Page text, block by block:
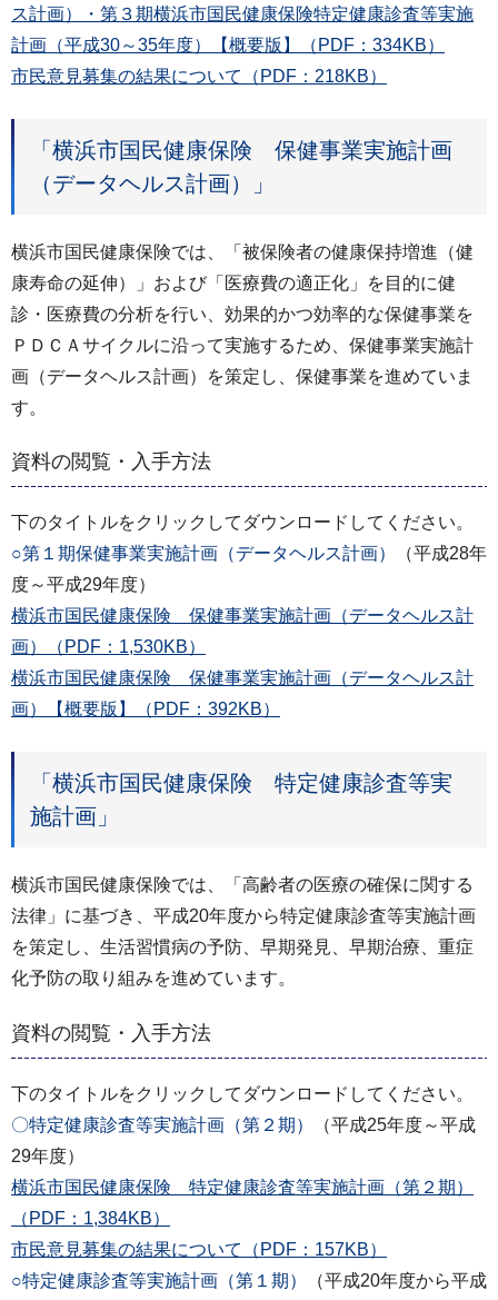
ス計画）・第３期横浜市国民健康保険特定健康診査等実施
計画（平成30～35年度）【概要版】（PDF：334KB）
市民意見募集の結果について（PDF：218KB）
「横浜市国民健康保険 保健事業実施計画
（データヘルス計画）」
横浜市国民健康保険では、「被保険者の健康保持増進（健
康寿命の延伸）」および「医療費の適正化」を目的に健
診・医療費の分析を行い、効果的かつ効率的な保健事業を
ＰＤＣＡサイクルに沿って実施するため、保健事業実施計
画（データヘルス計画）を策定し、保健事業を進めていま
す。
資料の閲覧・入手方法
下のタイトルをクリックしてダウンロードしてください。
○第１期保健事業実施計画（データヘルス計画）
（平成28年
度～平成29年度）
横浜市国民健康保険 保健事業実施計画（データヘルス計
画）（PDF：1,530KB）
横浜市国民健康保険 保健事業実施計画（データヘルス計
画）【概要版】（PDF：392KB）
「横浜市国民健康保険 特定健康診査等実
施計画」
横浜市国民健康保険では、「高齢者の医療の確保に関する
法律」に基づき、平成20年度から特定健康診査等実施計画
を策定し、生活習慣病の予防、早期発見、早期治療、重症
化予防の取り組みを進めています。
資料の閲覧・入手方法
下のタイトルをクリックしてダウンロードしてください。
〇特定健康診査等実施計画（第２期）
（平成25年度～平成
29年度）
横浜市国民健康保険 特定健康診査等実施計画（第２期）
（PDF：1,384KB）
市民意見募集の結果について（PDF：157KB）
○特定健康診査等実施計画（第１期）
（平成20年度から平成